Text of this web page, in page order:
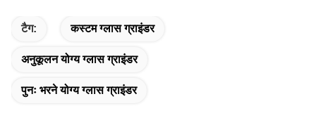
टैग: कस्टम ग्लास ग्राइंडर
अनुकूलन योग्य ग्लास ग्राइंडर
पुनः भरने योग्य ग्लास ग्राइंडर